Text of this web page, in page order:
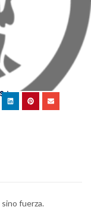
:
sino fuerza.